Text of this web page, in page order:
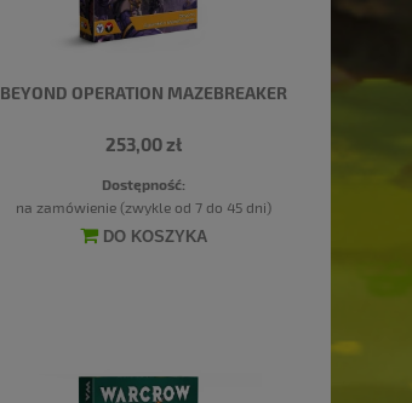
BEYOND OPERATION MAZEBREAKER
253,00 zł
Dostępność:
na zamówienie (zwykle od 7 do 45 dni)
DO KOSZYKA